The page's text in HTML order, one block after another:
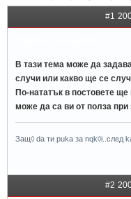
#1
В тази тема може да
случи или какво ще се
По-нататък в постовете
може да са ви от полза
Защ◊ da ти puka за nqk◊i..след
#2